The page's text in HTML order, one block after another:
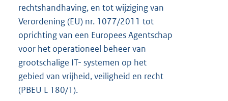
rechtshandhaving, en tot wijziging van
Verordening (EU) nr. 1077/2011 tot
oprichting van een Europees Agentschap
voor het operationeel beheer van
grootschalige IT- systemen op het
gebied van vrijheid, veiligheid en recht
(PBEU L 180/1).